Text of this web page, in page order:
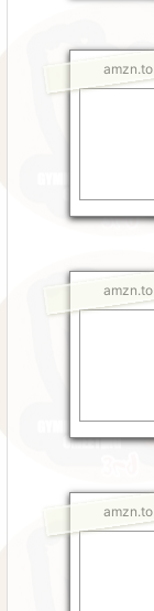
amzn.to
amzn.to
amzn.to